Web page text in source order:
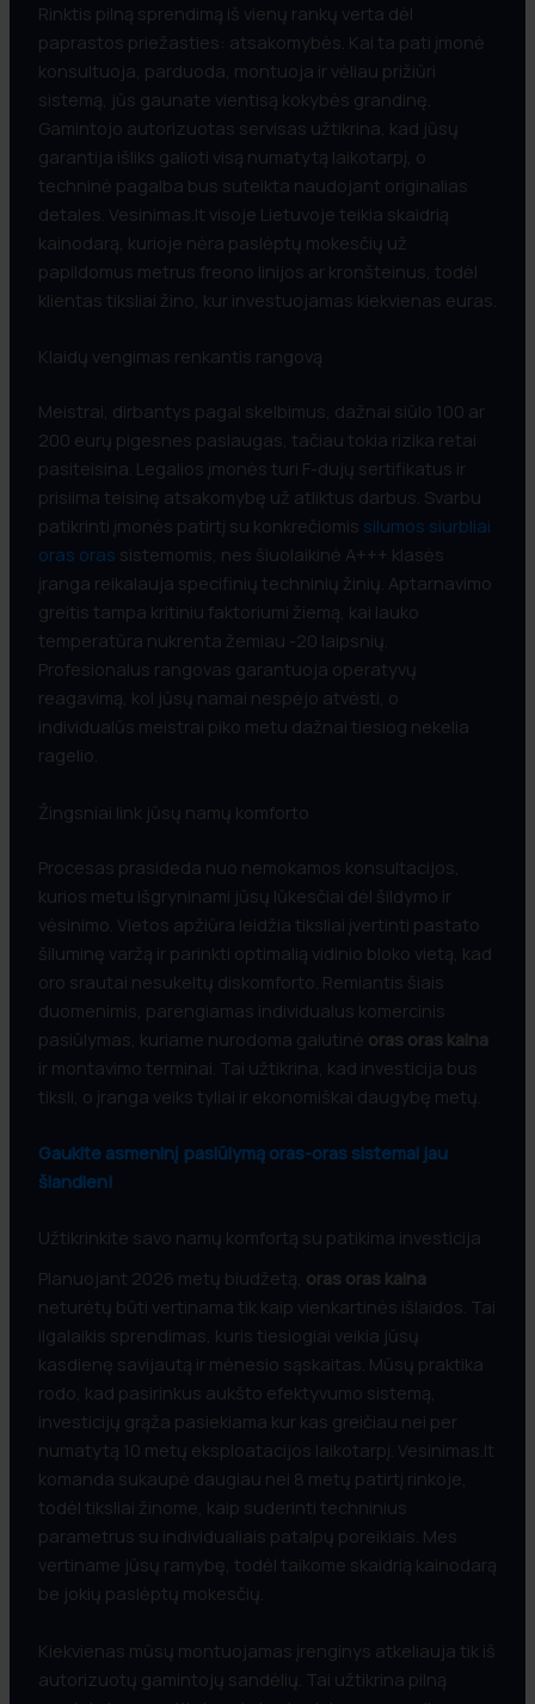
Rinktis pilną sprendimą iš vienų rankų verta dėl
paprastos priežasties: atsakomybės. Kai ta pati įmonė
konsultuoja, parduoda, montuoja ir vėliau prižiūri
sistemą, jūs gaunate vientisą kokybės grandinę.
Gamintojo autorizuotas servisas užtikrina, kad jūsų
garantija išliks galioti visą numatytą laikotarpį, o
techninė pagalba bus suteikta naudojant originalias
detales. Vesinimas.lt visoje Lietuvoje teikia skaidrią
kainodarą, kurioje nėra paslėptų mokesčių už
papildomus metrus freono linijos ar kronšteinus, todėl
klientas tiksliai žino, kur investuojamas kiekvienas euras.
Klaidų vengimas renkantis rangovą
Meistrai, dirbantys pagal skelbimus, dažnai siūlo 100 ar
200 eurų pigesnes paslaugas, tačiau tokia rizika retai
pasiteisina. Legalios įmonės turi F-dujų sertifikatus ir
prisiima teisinę atsakomybę už atliktus darbus. Svarbu
patikrinti įmonės patirtį su konkrečiomis silumos siurbliai
oras oras sistemomis, nes šiuolaikinė A+++ klasės
įranga reikalauja specifinių techninių žinių. Aptarnavimo
greitis tampa kritiniu faktoriumi žiemą, kai lauko
temperatūra nukrenta žemiau -20 laipsnių.
Profesionalus rangovas garantuoja operatyvų
reagavimą, kol jūsų namai nespėjo atvėsti, o
individualūs meistrai piko metu dažnai tiesiog nekelia
ragelio.
Žingsniai link jūsų namų komforto
Procesas prasideda nuo nemokamos konsultacijos,
kurios metu išgryninami jūsų lūkesčiai dėl šildymo ir
vėsinimo. Vietos apžiūra leidžia tiksliai įvertinti pastato
šiluminę varžą ir parinkti optimalią vidinio bloko vietą, kad
oro srautai nesukeltų diskomforto. Remiantis šiais
duomenimis, parengiamas individualus komercinis
pasiūlymas, kuriame nurodoma galutinė oras oras kaina
ir montavimo terminai. Tai užtikrina, kad investicija bus
tiksli, o įranga veiks tyliai ir ekonomiškai daugybę metų.
Gaukite asmeninį pasiūlymą oras-oras sistemai jau
šiandien!
Užtikrinkite savo namų komfortą su patikima investicija
Planuojant 2026 metų biudžetą, oras oras kaina
neturėtų būti vertinama tik kaip vienkartinės išlaidos. Tai
ilgalaikis sprendimas, kuris tiesiogiai veikia jūsų
kasdienę savijautą ir mėnesio sąskaitas. Mūsų praktika
rodo, kad pasirinkus aukšto efektyvumo sistemą,
investicijų grąža pasiekiama kur kas greičiau nei per
numatytą 10 metų eksploatacijos laikotarpį. Vesinimas.lt
komanda sukaupė daugiau nei 8 metų patirtį rinkoje,
todėl tiksliai žinome, kaip suderinti techninius
parametrus su individualiais patalpų poreikiais. Mes
vertiname jūsų ramybę, todėl taikome skaidrią kainodarą
be jokių paslėptų mokesčių.
Kiekvienas mūsų montuojamas įrenginys atkeliauja tik iš
autorizuotų gamintojų sandėlių. Tai užtikrina pilną